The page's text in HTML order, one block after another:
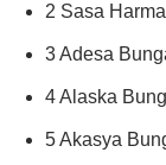
2 Sasa
3 Adesa
4 Alaska
5 Akasya